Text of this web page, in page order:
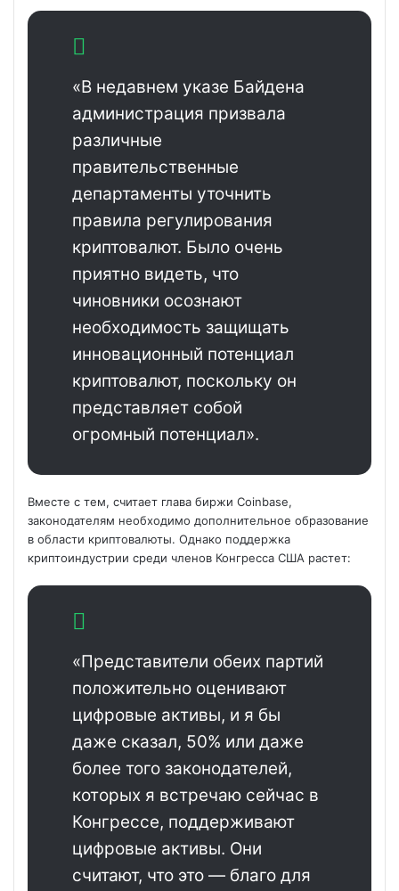
«В недавнем указе Байдена
администрация призвала
различные
правительственные
департаменты уточнить
правила регулирования
криптовалют. Было очень
приятно видеть, что
чиновники осознают
необходимость защищать
инновационный потенциал
криптовалют, поскольку он
представляет собой
огромный потенциал».
Вместе с тем, считает глава биржи Coinbase,
законодателям необходимо дополнительное образование
в области криптовалюты. Однако поддержка
криптоиндустрии среди членов Конгресса США растет:
«Представители обеих партий
положительно оценивают
цифровые активы, и я бы
даже сказал, 50% или даже
более того законодателей,
которых я встречаю сейчас в
Конгрессе, поддерживают
цифровые активы. Они
считают, что это — благо для